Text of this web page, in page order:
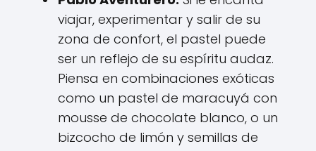
viajar, experimentar y salir de su
zona de confort, el pastel puede
ser un reflejo de su espíritu audaz.
Piensa en combinaciones exóticas
como un pastel de maracuyá con
mousse de chocolate blanco, o un
bizcocho de limón y semillas de